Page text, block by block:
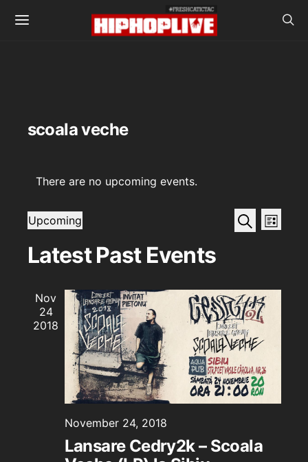
scoala veche
There are no upcoming events.
Events
Views
Search
List
Upcoming
Latest Past Events
Nov
24
2018
November 24, 2018
Lansare Cedry2k – Scoala